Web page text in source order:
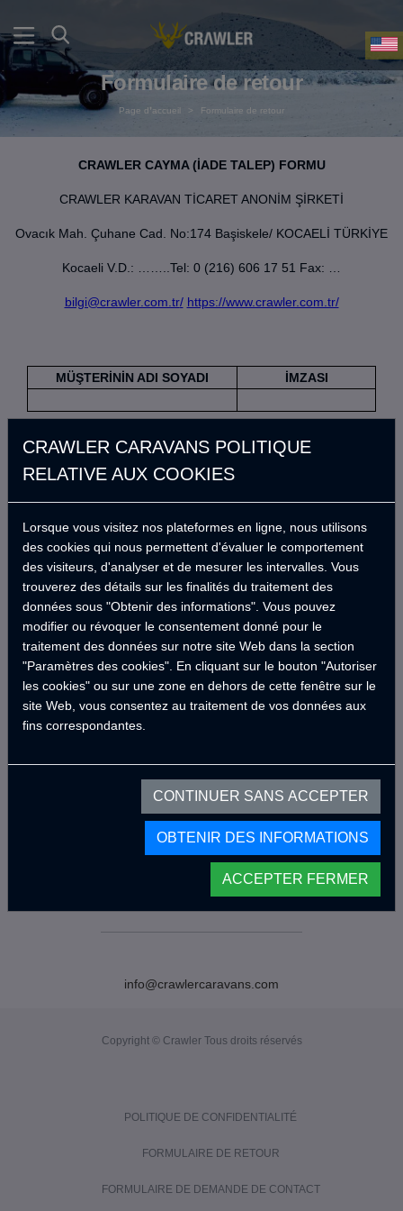
Formulaire de retour
Page d❜accueil > Formulaire de retour
CRAWLER CAYMA (İADE TALEP) FORMU
CRAWLER KARAVAN TİCARET ANONİM ŞİRKETİ
Ovacık Mah. Çuhane Cad. No:174 Başiskele/ KOCAELİ TÜRKİYE
Kocaeli V.D.: ……..Tel: 0 (216) 606 17 51 Fax: …
bilgi@crawler.com.tr/ https://www.crawler.com.tr/
MÜŞTERİNİN ADI SOYADI İMZASI
ÜRÜN TESLİM TARİHİ
İADE EDİLEN ÜRÜN DETAYLARI
ÜRÜN KODU ÜRÜN ADI
info@crawlercaravans.com
Copyright © Crawler Tous droits réservés
POLITIQUE DE CONFIDENTIALITÉ
FORMULAIRE DE RETOUR
FORMULAIRE DE DEMANDE DE CONTACT
CRAWLER CARAVANS POLITIQUE
RELATIVE AUX COOKIES
Lorsque vous visitez nos plateformes en ligne, nous utilisons
des cookies qui nous permettent d'évaluer le comportement
des visiteurs, d'analyser et de mesurer les intervalles. Vous
trouverez des détails sur les finalités du traitement des
données sous "Obtenir des informations". Vous pouvez
modifier ou révoquer le consentement donné pour le
traitement des données sur notre site Web dans la section
"Paramètres des cookies". En cliquant sur le bouton "Autoriser
les cookies" ou sur une zone en dehors de cette fenêtre sur le
site Web, vous consentez au traitement de vos données aux
fins correspondantes.
CONTINUER SANS ACCEPTER
OBTENIR DES INFORMATIONS
ACCEPTER FERMER